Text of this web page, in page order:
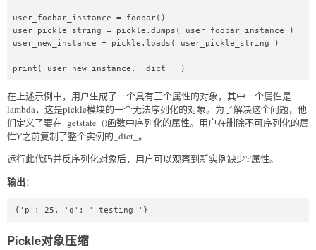
user_foobar_instance = foobar()
user_pickle_string = pickle.dumps( user_foobar_instance )
user_new_instance = pickle.loads( user_pickle_string )
print( user_new_instance.__dict__ )
在上述示例中，用户生成了一个具有三个属性的对象，其中一个属性是
lambda，这是pickle模块的一个无法序列化的对象。为了解决这个问题，他
们定义了要在_getstate_()函数中序列化的属性。用户在删除不可序列化的属
性'r'之前复制了整个实例的_dict_。
运行此代码并反序列化对象后，用户可以观察到新实例缺少'r'属性。
输出：
{'p': 25, 'q': ' testing '}
Pickle对象压缩